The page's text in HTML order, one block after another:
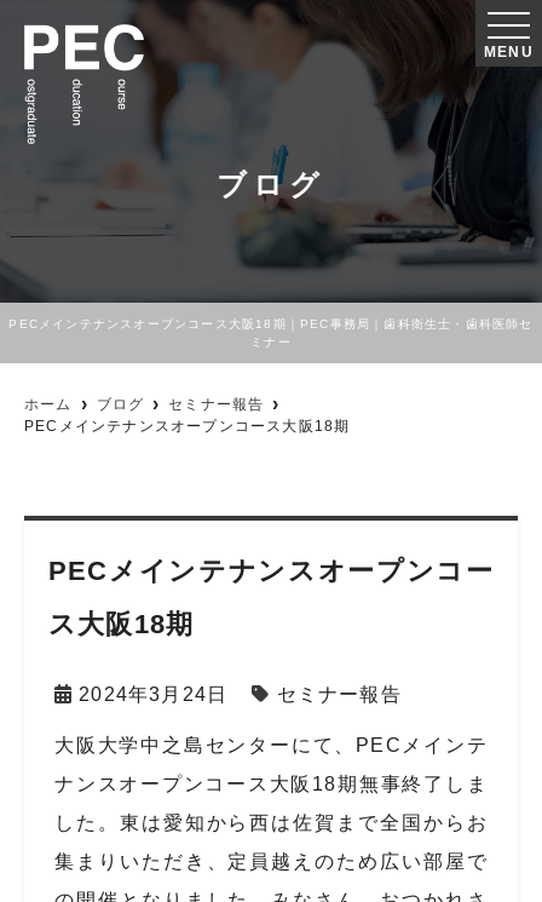
MENU
ブログ
PECメインテナンスオープンコース大阪18期｜PEC事務局｜歯科衛生士・歯科医師セ
ミナー
ホーム ブログ
セミナー報告
PECメインテナンスオープンコース大阪18期
PECメインテナンスオープンコー
ス大阪18期
2024年3月24日 セミナー報告
大阪大学中之島センターにて、PECメインテ
ナンスオープンコース大阪18期無事終了しま
した。東は愛知から西は佐賀まで全国からお
集まりいただき、定員越えのため広い部屋で